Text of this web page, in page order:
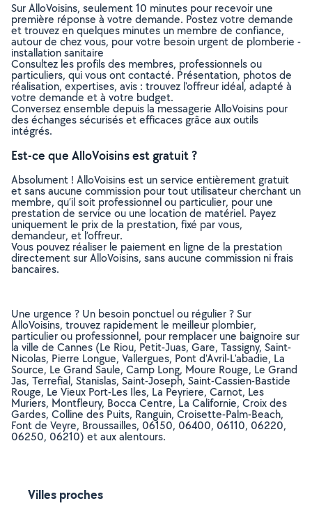
Sur AlloVoisins, seulement 10 minutes pour recevoir une
première réponse à votre demande. Postez votre demande
et trouvez en quelques minutes un membre de confiance,
autour de chez vous, pour votre besoin urgent de plomberie -
installation sanitaire
Consultez les profils des membres, professionnels ou
particuliers, qui vous ont contacté. Présentation, photos de
réalisation, expertises, avis : trouvez l'offreur idéal, adapté à
votre demande et à votre budget.
Conversez ensemble depuis la messagerie AlloVoisins pour
des échanges sécurisés et efficaces grâce aux outils
intégrés.
Est-ce que AlloVoisins est gratuit ?
Absolument ! AlloVoisins est un service entièrement gratuit
et sans aucune commission pour tout utilisateur cherchant un
membre, qu’il soit professionnel ou particulier, pour une
prestation de service ou une location de matériel. Payez
uniquement le prix de la prestation, fixé par vous,
demandeur, et l’offreur.
Vous pouvez réaliser le paiement en ligne de la prestation
directement sur AlloVoisins, sans aucune commission ni frais
bancaires.
Une urgence ? Un besoin ponctuel ou régulier ? Sur
AlloVoisins, trouvez rapidement le meilleur plombier,
particulier ou professionnel, pour remplacer une baignoire sur
la ville de Cannes (Le Riou, Petit-Juas, Gare, Tassigny, Saint-
Nicolas, Pierre Longue, Vallergues, Pont d'Avril-L'abadie, La
Source, Le Grand Saule, Camp Long, Moure Rouge, Le Grand
Jas, Terrefial, Stanislas, Saint-Joseph, Saint-Cassien-Bastide
Rouge, Le Vieux Port-Les Iles, La Peyriere, Carnot, Les
Muriers, Montfleury, Bocca Centre, La Californie, Croix des
Gardes, Colline des Puits, Ranguin, Croisette-Palm-Beach,
Font de Veyre, Broussailles, 06150, 06400, 06110, 06220,
06250, 06210) et aux alentours.
Villes proches